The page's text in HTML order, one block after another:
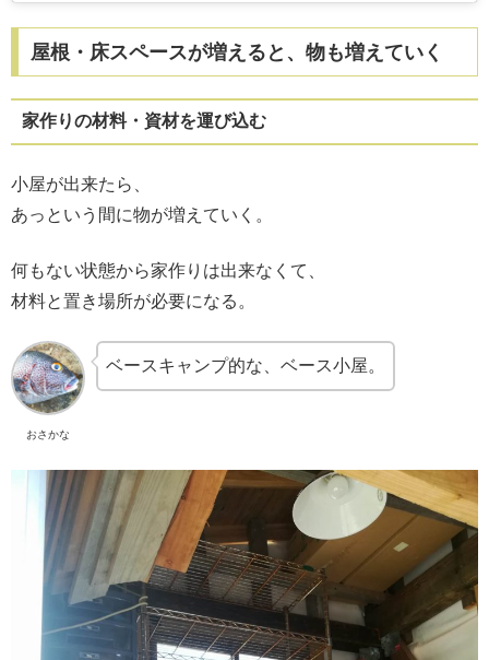
屋根・床スペースが増えると、物も増えていく
家作りの材料・資材を運び込む
小屋が出来たら、
あっという間に物が増えていく。
何もない状態から家作りは出来なくて、
材料と置き場所が必要になる。
おさかな
ベースキャンプ的な、ベース小屋。